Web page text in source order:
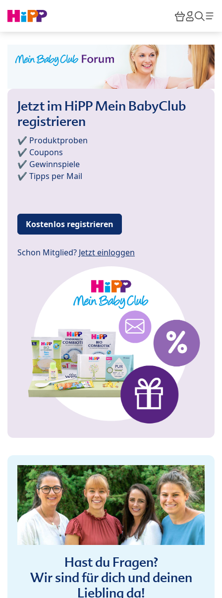
HiPP
Jetzt im HiPP Mein BabyClub
registrieren
✔️ Produktproben
✔️ Coupons
✔️ Gewinnspiele
✔️ Tipps per Mail
Kostenlos registrieren
Schon Mitglied? Jetzt einloggen
Hast du Fragen?
Wir sind für dich und deinen
Liebling da!